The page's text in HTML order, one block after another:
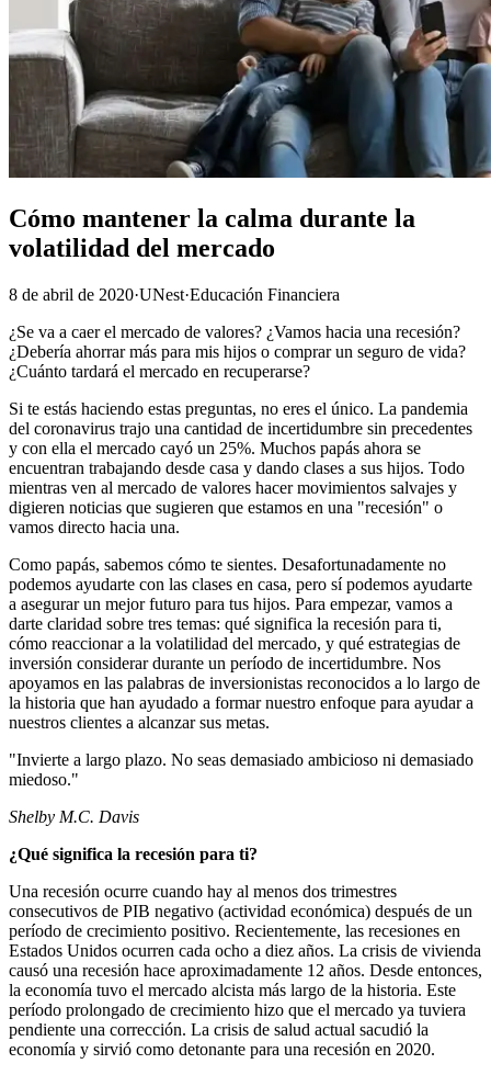
Cómo mantener la calma durante la
volatilidad del mercado
8 de abril de 2020·UNest·Educación Financiera
¿Se va a caer el mercado de valores? ¿Vamos hacia una recesión?
¿Debería ahorrar más para mis hijos o comprar un seguro de vida?
¿Cuánto tardará el mercado en recuperarse?
Si te estás haciendo estas preguntas, no eres el único. La pandemia
del coronavirus trajo una cantidad de incertidumbre sin precedentes
y con ella el mercado cayó un 25%. Muchos papás ahora se
encuentran trabajando desde casa y dando clases a sus hijos. Todo
mientras ven al mercado de valores hacer movimientos salvajes y
digieren noticias que sugieren que estamos en una "recesión" o
vamos directo hacia una.
Como papás, sabemos cómo te sientes. Desafortunadamente no
podemos ayudarte con las clases en casa, pero sí podemos ayudarte
a asegurar un mejor futuro para tus hijos. Para empezar, vamos a
darte claridad sobre tres temas: qué significa la recesión para ti,
cómo reaccionar a la volatilidad del mercado, y qué estrategias de
inversión considerar durante un período de incertidumbre. Nos
apoyamos en las palabras de inversionistas reconocidos a lo largo de
la historia que han ayudado a formar nuestro enfoque para ayudar a
nuestros clientes a alcanzar sus metas.
"Invierte a largo plazo. No seas demasiado ambicioso ni demasiado
miedoso."
Shelby M.C. Davis
¿Qué significa la recesión para ti?
Una recesión ocurre cuando hay al menos dos trimestres
consecutivos de PIB negativo (actividad económica) después de un
período de crecimiento positivo. Recientemente, las recesiones en
Estados Unidos ocurren cada ocho a diez años. La crisis de vivienda
causó una recesión hace aproximadamente 12 años. Desde entonces,
la economía tuvo el mercado alcista más largo de la historia. Este
período prolongado de crecimiento hizo que el mercado ya tuviera
pendiente una corrección. La crisis de salud actual sacudió la
economía y sirvió como detonante para una recesión en 2020.